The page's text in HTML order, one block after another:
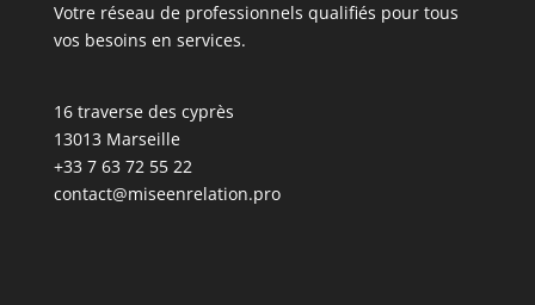
Votre réseau de professionnels qualifiés pour tous
vos besoins en services.
16 traverse des cyprès
13013 Marseille
+33 7 63 72 55 22
contact@miseenrelation.pro